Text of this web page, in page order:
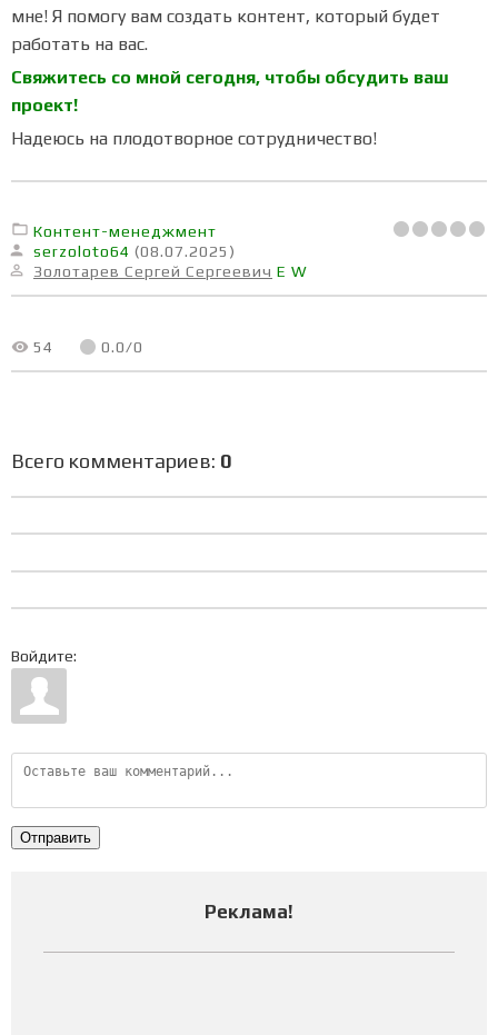
мне! Я помогу вам создать контент, который будет
работать на вас.
Свяжитесь со мной сегодня, чтобы обсудить ваш
проект!
Надеюсь на плодотворное сотрудничество!
Контент-менеджмент
serzoloto64 (08.07.2025)
Золотарев Сергей Сергеевич E W
54 0.0/0
Всего комментариев: 0
Войдите:
Отправить
Реклама!